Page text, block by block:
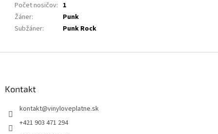
Počet nosičov: 1
Žáner:
Punk
Subžáner: Punk Rock
Kontakt
kontakt@vinyloveplatne.sk
+421 903 471 294